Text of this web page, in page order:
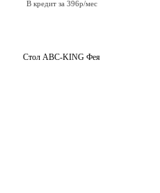
В кредит за 396р/мес
Стол ABC-KING Фея